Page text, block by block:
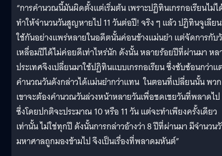
“การคำนวณนี้มันผิดตั้งแต่เริ่มต้น เพราะปฏิทินเกรกอเรียนไม่ไ
ทำให้จำนวนวันสูญหายไป 11 วันต่อปี! จริง ๆ แล้ว ปฏิทินจูเลีย
ใช้กันอย่างแพร่หลายในอดีตนั้นค่อนข้างแม่นยำ แต่จัดการกับ
เหลื่อมปีได้ไม่ค่อยดีเท่าไหร่นัก ดังนั้น หลายร้อยปีที่ผ่านมา หล
ประเทศจึงเปลี่ยนมาใช้ปฏิทินแบบเกรกอเรียน ซึ่งซับซ้อนกว่าแ
คำนวณวันดังกล่าวได้แม่นยำกว่าแทน ในตอนที่เปลี่ยนนั้น พวก
เขาจะต้องคำนวณวันล่วงหน้าหลายวันเพื่อชดเชยวันที่พลาดไป
ซึ่งโดยปกติจะประมาณ 10 หรือ 11 วัน แต่จะทำเพียงครั้งเดียว
เท่านั้น ไม่ใช่ทุกปี ดังนั้นการกล่าวอ้างว่า 8 ปีที่ผ่านมา มีจำนวน
มหาศาลถูกมองข้ามไป จึงเป็นเรื่องที่พลาดมหันต์”